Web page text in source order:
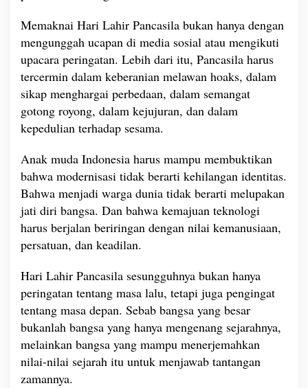
Memaknai Hari Lahir Pancasila bukan hanya dengan
mengunggah ucapan di media sosial atau mengikuti
upacara peringatan. Lebih dari itu, Pancasila harus
tercermin dalam keberanian melawan hoaks, dalam
sikap menghargai perbedaan, dalam semangat
gotong royong, dalam kejujuran, dan dalam
kepedulian terhadap sesama.
Anak muda Indonesia harus mampu membuktikan
bahwa modernisasi tidak berarti kehilangan identitas.
Bahwa menjadi warga dunia tidak berarti melupakan
jati diri bangsa. Dan bahwa kemajuan teknologi
harus berjalan beriringan dengan nilai kemanusiaan,
persatuan, dan keadilan.
Hari Lahir Pancasila sesungguhnya bukan hanya
peringatan tentang masa lalu, tetapi juga pengingat
tentang masa depan. Sebab bangsa yang besar
bukanlah bangsa yang hanya mengenang sejarahnya,
melainkan bangsa yang mampu menerjemahkan
nilai-nilai sejarah itu untuk menjawab tantangan
zamannya.